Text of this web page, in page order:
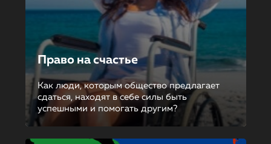
Право на счастье
Как люди, которым общество предлагает
сдаться, находят в себе силы быть
успешными и помогать другим?